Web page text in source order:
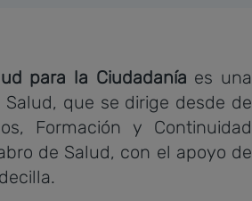
para la Ciudadanía es una
que se dirige desde de
Formación y Continuidad
de Salud, con el apoyo de